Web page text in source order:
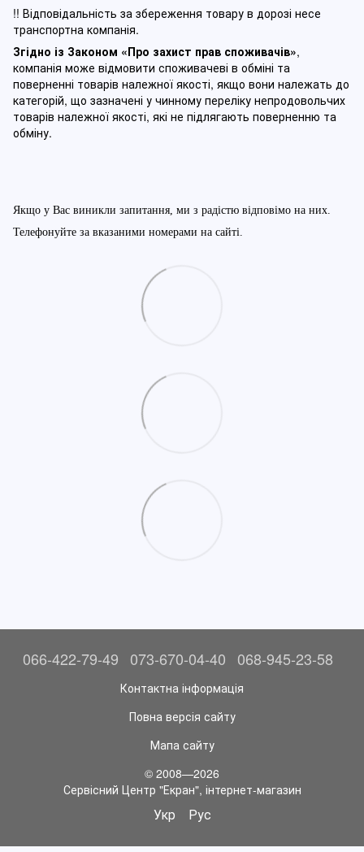
!! Відповідальність за збереження товару в дорозі несе
транспортна компанія.
Згідно із Законом «Про захист прав споживачів»,
компанія може відмовити споживачеві в обміні та
поверненні товарів належної якості, якщо вони належать до
категорій, що зазначені у чинному переліку непродовольчих
товарів належної якості, які не підлягають поверненню та
обміну.
Якщо у Вас виникли запитання, ми з радістю відповімо на них.
Телефонуйте за вказаними номерами на сайті.
066-422-79-49 073-670-04-40 068-945-23-58
Контактна інформація
Повна версія сайту
Мапа сайту
© 2008—2026
Сервісний Центр "Екран", інтернет-магазин
Укр Рус